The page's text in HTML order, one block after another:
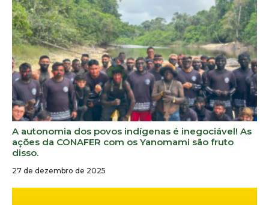
A autonomia dos povos indígenas é inegociável! As
ações da CONAFER com os Yanomami são fruto
disso.
27 de dezembro de 2025